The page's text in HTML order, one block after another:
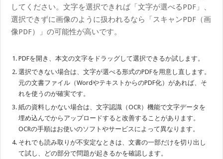
してください。文字を選択できれば「文字が選べるPDF」、
選択できずに画像のように扱われるなら「スキャンPDF（画
像PDF）」の可能性が高いです。
PDFを開き、本文の文字をドラッグして選択できるか試します。
選択できない場合は、文字が選べる形式のPDFを用意し直します。
元の文書ファイル（WordやテキストからのPDF化）があれば、そ
れを使うのが確実です。
紙の資料しかない場合は、文字認識（OCR）機能で文字データを
埋め込んでからアップロードすると改善することがあります。
OCRの手順はお使いのソフトやサービスによって異なります。
それでも読み取りが不安定なときは、文書の一部だけを切り出し
て試し、どの部分で問題が起きるかを確認します。